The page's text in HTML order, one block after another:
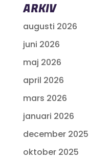
ARKIV
augusti 2026
juni 2026
maj 2026
april 2026
mars 2026
januari 2026
december 2025
oktober 2025